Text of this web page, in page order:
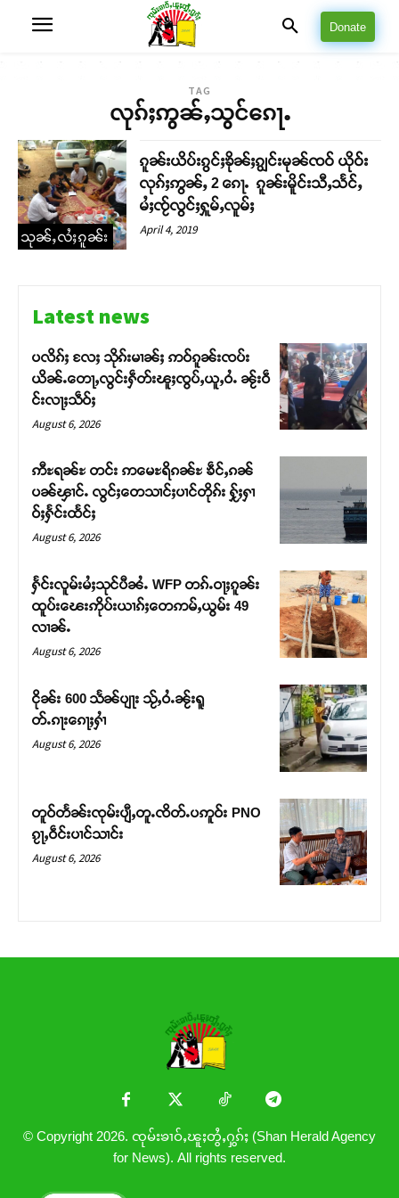
တႃႇႁႂ်ႈသဵင်ၵၢင်ၸႂ်ၵူၼ်းမိူင်း ၵူႈတီႈၵူႈလႅၼ်ပေႃးတေၸွ
တ်ႇ တူဝ်ႈလုမ်ႈၾႃႉၼၼ်ႉ ၶဝ်ႈႁူမ်ႈၵမ်ႉထႅမ် ၸုမ်းၶၢ
ဝ်ႇၽူႈတွႆႇႁွၵ်ႈ လႆႈယူႇၶႃႈဢေႃႈ။
Donate
TAG
လုၵ်ႈဢွၼ်ႇသွင်ၵေႃႉ
သုၼ်ႇလႆႈၵူၼ်း
ၵူၼ်းယိပ်းၵွင်ႈၶိုၼ်ႈၵျွင်းမုၼ်ၸဝ် ယိုဝ်း
လုၵ်ႈဢွၼ်ႇ 2 ၵေႃႉ ၵူၼ်းမိူင်းသီႇသႅင်ႇ
မႆႈၸႂ်လွင်ႈႁူမ်ႇလူမ်ႈ
April 4, 2019
Latest news
ပလိၵ်ႈ လႄႈ သိုၵ်းမၢၼ်ႈ ဢဝ်ၵူၼ်းၸပ်း
ယိၼ်ႉတေႃႇလွင်းႁဵတ်းၽူႈၸွပ်ႇယူႇဝႆႉ ၼႂ်းဝဵ
င်းလႃႈသဵဝ်ႈ
August 6, 2026
ဢီႊရၼ်ႊ တင်း ဢမေႊရိၵၼ်ႊ ၶဵင်ႇၵၼ်
ပၼ်ၾၢင်ႉ လွင်ႈတေသၢင်ႈပၢင်တိုၵ်း ႁႂ်ႈႁၢ
ဝ်ႈႁႅင်းထႅင်ႈ
August 6, 2026
ႁႅင်းလူမ်းမႆႈသုင်ပီၼႆႉ WFP တၵ်ႉဝႃႈၵူၼ်း
ထူပ်းၽေးဢိုပ်းယၢၵ်ႈတေဢမ်ႇယွမ်း 49
လၢၼ်ႉ
August 6, 2026
ငိုၼ်း 600 သႅၼ်ပျႃး သႂ်ႇဝႆႉၼႂ်းရူ
တ်ႉၵႃးၵေႃႈႁၢႆ
August 6, 2026
တူဝ်တႅၼ်းၸုမ်းပျီႇတူႉၸိတ်ႉပဢူဝ်း PNO
ၵႂႃႇဝဵင်းပၢင်သၢင်း
August 6, 2026
© Copyright 2026. ၸုမ်းၶၢဝ်ႇၽူႈတွႆႇႁွၵ်ႈ (Shan Herald Agency
for News). All rights reserved.